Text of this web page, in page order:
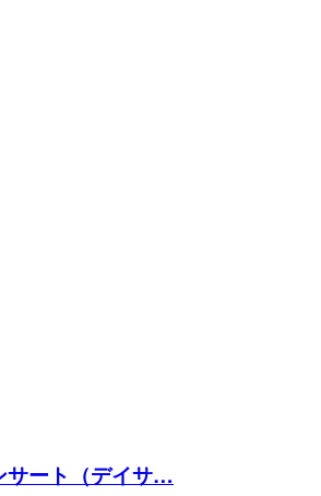
サート（デイサ…